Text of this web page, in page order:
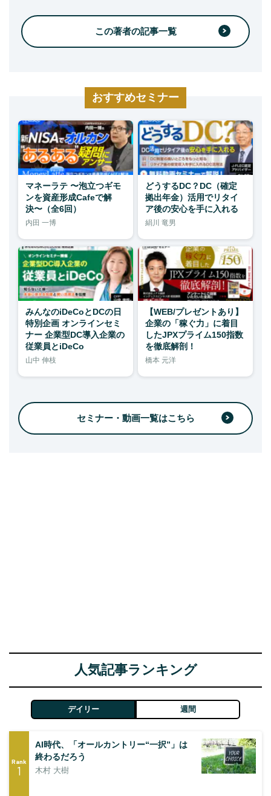
この著者の記事一覧
おすすめセミナー
マネーラテ 〜泡立つギモ
ンを資産形成Cafeで解
決〜（全6回）
内田 一博
どうするDC？DC（確定
拠出年金）活用でリタイ
ア後の安心を手に入れる
絹川 竜男
みんなのiDeCoとDCの日
特別企画 オンラインセミ
ナー 企業型DC導入企業の
従業員とiDeCo
山中 伸枝
【WEB/プレゼントあり】
企業の「稼ぐ力」に着目
したJPXプライム150指数
を徹底解剖！
橋本 元洋
セミナー・動画一覧はこちら
人気記事ランキング
デイリー 週間
Rank
1
AI時代、「オールカントリー“一択”」は
終わるだろう
木村 大樹